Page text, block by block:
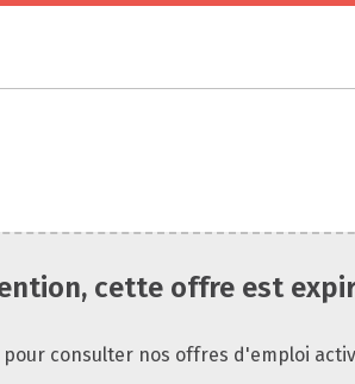
cette offre est
pour consulter nos offres d'emploi